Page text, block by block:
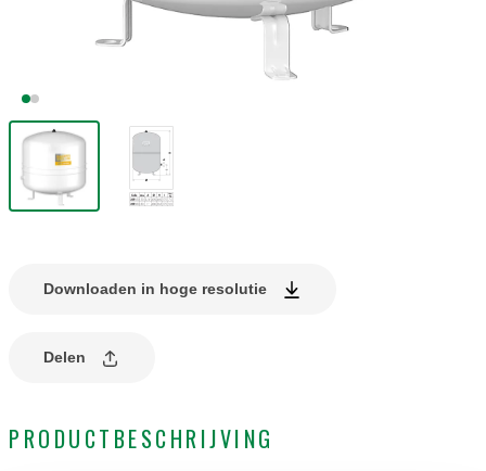
Downloaden in hoge resolutie
Delen
PRODUCTBESCHRIJVING